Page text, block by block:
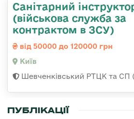
Санітарний
(військова служба за
контрактом в ЗСУ)
від 50000 до 120000 грн
Київ
Шевченківський РТЦК та СП
ПУБЛІКАЦІЇ